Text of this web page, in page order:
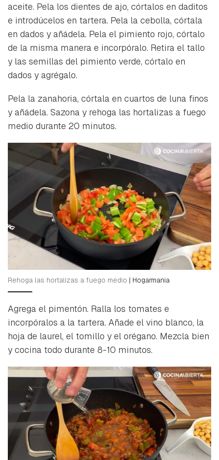
aceite. Pela los dientes de ajo, córtalos en daditos
e introdúcelos en tartera. Pela la cebolla, córtala
en dados y añádela. Pela el pimiento rojo, córtalo
de la misma manera e incorpóralo. Retira el tallo
y las semillas del pimiento verde, córtalo en
dados y agrégalo.
Pela la zanahoria, córtala en cuartos de luna finos
y añádela. Sazona y rehoga las hortalizas a fuego
medio durante 20 minutos.
Rehoga las hortalizas a fuego medio | Hogarmania
Agrega el pimentón. Ralla los tomates e
incorpóralos a la tartera. Añade el vino blanco, la
hoja de laurel, el tomillo y el orégano. Mezcla bien
y cocina todo durante 8-10 minutos.